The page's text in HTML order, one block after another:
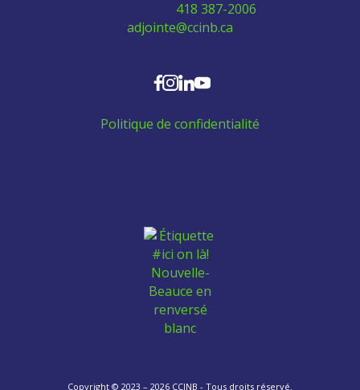
418 387-2006
adjointe@ccinb.ca
Politique de confidentialité
Copyright © 2023 – 2026 CCINB - Tous droits réservé.